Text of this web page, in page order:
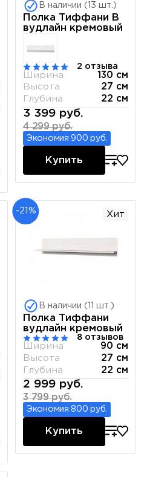
В наличии (13 шт.)
Полка Тиффани В
вудлайн кремовый
2 отзыва
Ширина
130 см
Высота
27 см
Глубина
22 см
3 399 руб.
4 299 руб.
Экономия 900 руб.
Купить
-21% Хит
В наличии (11 шт.)
Полка Тиффани
вудлайн кремовый
8 отзывов
Ширина
90 см
Высота
27 см
Глубина
22 см
2 999 руб.
3 799 руб.
Экономия 800 руб.
Купить